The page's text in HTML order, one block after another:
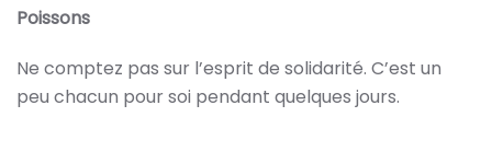
Poissons
Ne comptez pas sur l’esprit de solidarité. C’est un
peu chacun pour soi pendant quelques jours.